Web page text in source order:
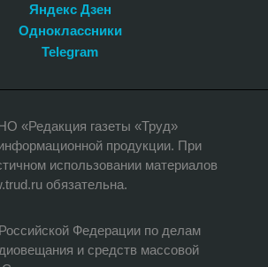
Яндекс Дзен
Одноклассники
Telegram
«Редакция газеты «Труд»
продукции. При
использовании материалов
обязательна.
Федерации по делам
и средств массовой